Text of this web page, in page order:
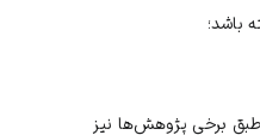
برخی پژوهش‌‏ها نیز